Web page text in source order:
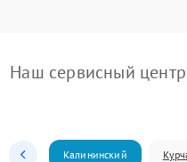
Наш сервисный
Калининский